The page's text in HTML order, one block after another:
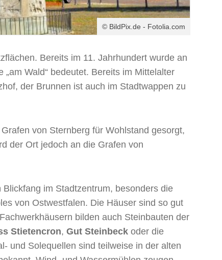
© BildPix.de - Fotolia.com
Bereits im 11. Jahrhundert wurde an
Wald“ bedeutet. Bereits im Mittelalter
der Brunnen ist auch im Stadtwappen zu
von Sternberg für Wohlstand gesorgt,
der Ort jedoch an die Grafen von
Blickfang im Stadtzentrum, besonders die
von Ostwestfalen. Die Häuser sind so gut
bilden auch Steinbauten der
Stietencron, Gut Steinbeck oder die
und Solequellen sind teilweise in der alten